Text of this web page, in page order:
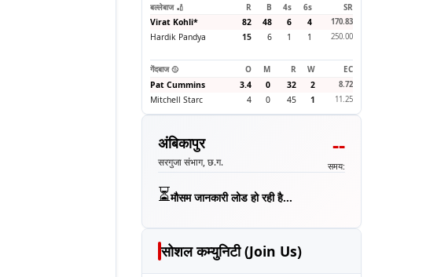
बल्लेबाज 🏏 R B 4s 6s
SR
Virat Kohli* 82 48 6 4 170.83
Hardik Pandya 15 6 1 1 250.00
गेंदबाज 🥎 O M R W
EC
Pat Cummins
3.4 0 32 2 8.72
Mitchell Starc 4 0 45 1 11.25
अंबिकापुर
सरगुजा संभाग, छ.ग.
--
समय:
⏳मौसम जानकारी लोड हो रही है...
सोशल कम्युनिटी (Join Us)